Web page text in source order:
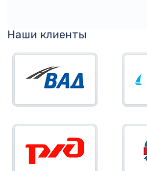
Наши клиенты